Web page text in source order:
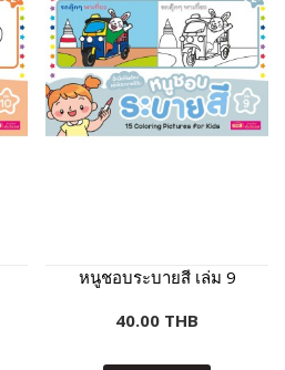
หนูชอบระบายสี เล่ม 9
40.00 THB